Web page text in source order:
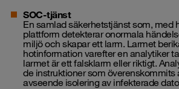
SOC-tjänst
En samlad säkerhetstjänst som, med
plattform detekterar onormala
miljö och skapar ett larm. Larmet
hotinformation varefter en analytiker
larmet är ett falsklarm eller riktigt.
de instruktioner som överenskommits
avseende isolering av infekterade